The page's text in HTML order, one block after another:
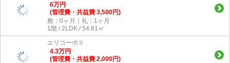
6万円
(管理費・共益費 3,500円)
敷：0ヶ月｜礼：1ヶ月
1階 / 2LDK / 54.81㎡
エリコーポⅡ
4.3万円
(管理費・共益費 2,000円)